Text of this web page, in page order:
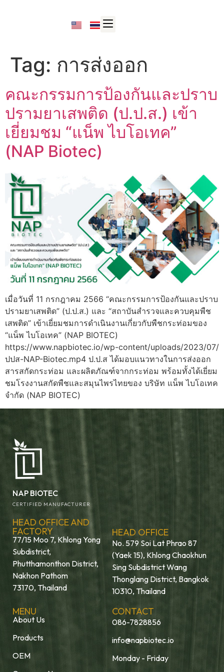
Tag: การส่งออก
คณะกรรมการป้องกันและปราบ
ปรามยาเสพติด (ป.ป.ส.) เข้า
เยี่ยมชม “แน็พ ไบโอเทค”
(NAP Biotec)
เมื่อวันที่ 11 กรกฎาคม 2566 “คณะกรรมการป้องกันและปราบ
ปรามยาเสพติด” (ป.ป.ส.) และ “สถาบันสำรวจและควบคุมพืช
เสพติด” เข้าเยี่ยมชมการดำเนินงานเกี่ยวกับพืชกระท่อมของ
“แน็พ ไบโอเทค” (NAP BIOTEC)
https://www.napbiotec.io/wp-content/uploads/2023/07/
ปปส-NAP-Biotec.mp4 ป.ป.ส ได้มอบแนวทางในการส่งออก
สารสกัดกระท่อม และผลิตภัณฑ์จากกระท่อม พร้อมทั้งได้เยี่ยม
ชมโรงงานสกัดพืชและสมุนไพรไทยของ บริษัท แน็พ ไบโอเทค
จำกัด (NAP BIOTEC)
NAP BIOTEC
CERTIFIED MANUFACTURER
HEAD OFFICE AND
FACTORY
77/15 Moo 7, Khlong Yong
Subdistrict,
Phutthamonthon District,
Nakhon Pathom
73170, Thailand
HEAD OFFICE
No. 579 Soi Lat Phrao 87
(Yaek 15), Khlong Chaokhun
Sing Subdistrict Wang
Thonglang District, Bangkok
10310, Thailand
MENU
About Us
Products
OEM
CONTACT
086-7828856
info@napbiotec.io
Monday - Friday